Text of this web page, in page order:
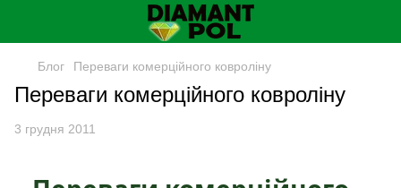
Блог Переваги комерційного ковроліну
Переваги комерційного ковроліну
3 грудня 2011